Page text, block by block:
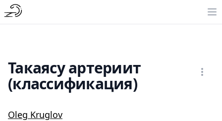
Такаясу артериит
(классификация)
Oleg Kruglov